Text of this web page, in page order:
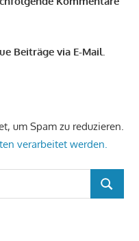
Beiträge via E-Mail.
um Spam zu reduzieren.
verarbeitet werden.
SUCHEN